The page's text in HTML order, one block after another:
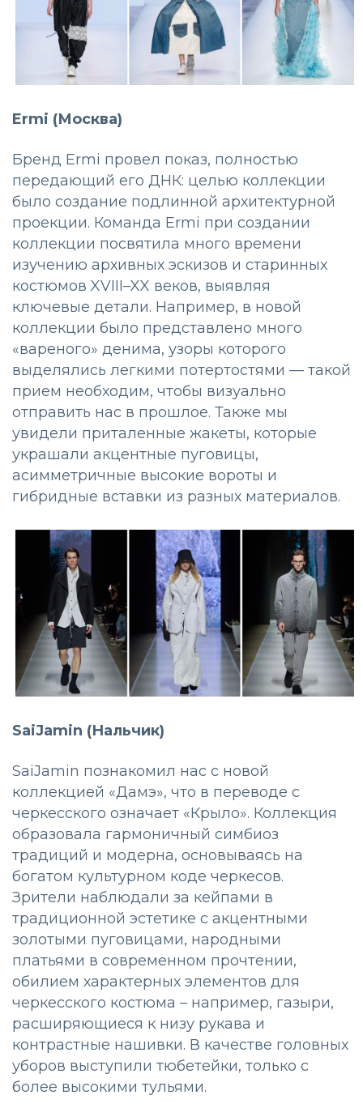
Ermi (Москва)
Бренд Ermi провел показ, полностью
передающий его ДНК: целью коллекции
было создание подлинной архитектурной
проекции. Команда Ermi при создании
коллекции посвятила много времени
изучению архивных эскизов и старинных
костюмов XVIII–XX веков, выявляя
ключевые детали. Например, в новой
коллекции было представлено много
«вареного» денима, узоры которого
выделялись легкими потертостями — такой
прием необходим, чтобы визуально
отправить нас в прошлое. Также мы
увидели приталенные жакеты, которые
украшали акцентные пуговицы,
асимметричные высокие вороты и
гибридные вставки из разных материалов.
SaiJamin (Нальчик)
SaiJamin познакомил нас с новой
коллекцией «Дамэ», что в переводе с
черкесского означает «Крыло». Коллекция
образовала гармоничный симбиоз
традиций и модерна, основываясь на
богатом культурном коде черкесов.
Зрители наблюдали за кейпами в
традиционной эстетике с акцентными
золотыми пуговицами, народными
платьями в современном прочтении,
обилием характерных элементов для
черкесского костюма – например, газыри,
расширяющиеся к низу рукава и
контрастные нашивки. В качестве головных
уборов выступили тюбетейки, только с
более высокими тульями.